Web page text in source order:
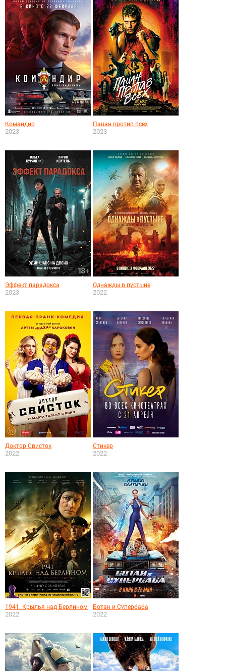
Командир
2023
Пацан против всех
2023
Эффект парадокса
2023
Однажды в пустыне
2022
Доктор Свисток
2022
Стикер
2022
1941. Крылья над Берлином
2022
Ботан и Супербаба
2022